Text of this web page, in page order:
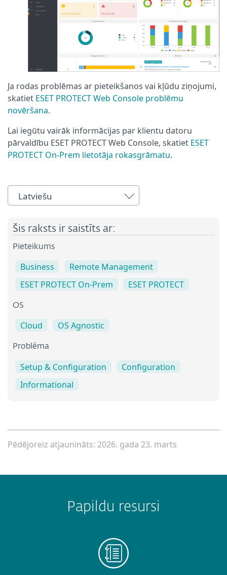
Ja rodas problēmas ar pieteikšanos vai kļūdu ziņojumi,
skatiet ESET PROTECT Web Console problēmu
novēršana.
Lai iegūtu vairāk informācijas par klientu datoru
pārvaldību ESET PROTECT Web Console, skatiet ESET
PROTECT On-Prem lietotāja rokasgrāmatu.
Latviešu
Šis raksts ir saistīts ar:
Pieteikums
Business
Remote Management
ESET PROTECT On-Prem
ESET PROTECT
OS
Cloud OS Agnostic
Problēma
Setup & Configuration
Configuration
Informational
Pēdējoreiz atjaunināts: 2026. gada 23. marts
Papildu resursi